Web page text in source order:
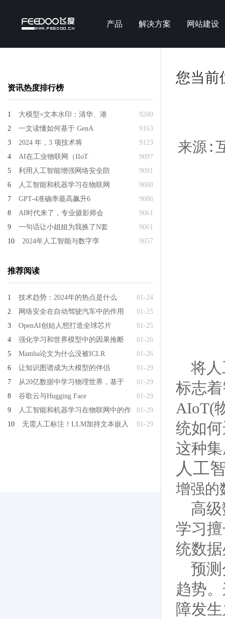
产品 解决方案 网站建设
资讯热度排行榜
9280
1
大模型×文本水印：清华、港
9163
2
一文读懂如何基于 GenA
9123
3
2024 年，3 项技术将
9097
4
AI在工业物联网（IIoT
9091
5
利用人工智能增强网络安全防
9088
6
人工智能和机器学习在物联网
9086
7
GPT-4准确率最高飙升6
9061
8
AI时代来了，专业摄影师会
9061
9
一句话让小姐姐为我换了N套
9057
10 2024年人工智能与数字孪
推荐阅读
01-24
1
技术趋势：2024年的热点是什么
01-25
2
网络安全在自动驾驶汽车中的作用
01-25
3
OpenAI创始人想打造全球芯片
01-26
4
强化学习和世界模型中的因果推断
01-26
5
Mamba论文为什么没被ICLR
01-29
6
让知识图谱成为大模型的伴侣
01-29
7
从20亿数据中学习物理世界，基于
01-29
8
谷歌云与Hugging Face
01-29
9
人工智能和机器学习在物联网中的作
01-29
10 无需人工标注！LLM加持文本嵌入
您当前
来源:
将
标志
AIoT(
统如
这种
人工
增强的
高
学习
统数
预
趋势
障发